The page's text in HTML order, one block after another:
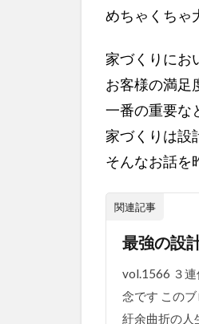
めちゃくちゃ
家づくりにお
お客様の満足
一番の重要な
家づくりは設
そんなお話を
関連記事
最強の設
vol.1566 ３連
念です この
紆余曲折の人